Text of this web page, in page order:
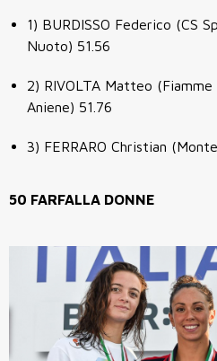
1) BURDISSO Federico (CS
Nuoto) 51.56
2) RIVOLTA Matteo
Aniene) 51.76
3) FERRARO Christian
50 FARFALLA DONNE